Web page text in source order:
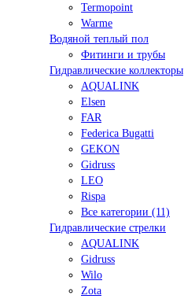
Termopoint
Warme
Водяной теплый пол
Фитинги и трубы
Гидравлические коллекторы
AQUALINK
Elsen
FAR
Federica Bugatti
GEKON
Gidruss
LEO
Rispa
Все категории (11)
Гидравлические стрелки
AQUALINK
Gidruss
Wilo
Zota